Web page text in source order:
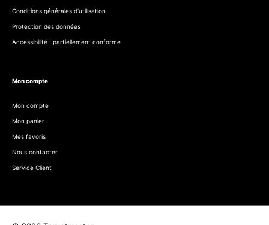
Conditions générales d’utilisation
Protection des données
Accessibilité : partiellement conforme
Mon compte
Mon compte
Mon panier
Mes favoris
Nous contacter
Service Client